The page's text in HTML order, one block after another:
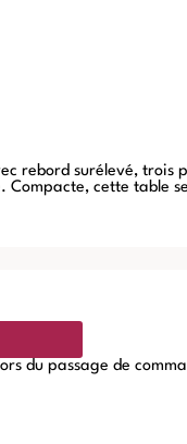
rebord surélevé,
cette table
du passage de